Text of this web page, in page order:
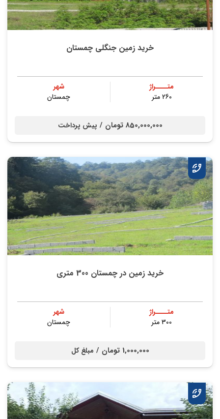
خرید زمین جنگلی چمستان
متــــراژ
260 متر
شهر
چمستان
850,000,000 تومان / پیش پرداخت
خرید زمین در چمستان 300 متری
متــــراژ
300 متر
شهر
چمستان
1,000,000 تومان / مبلغ کل